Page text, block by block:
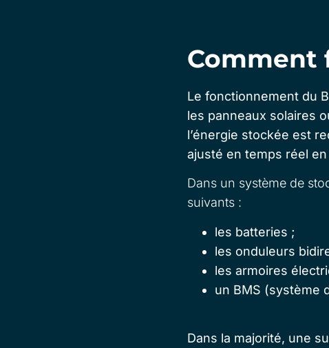
Comment
Le fonctionnement du
les panneaux solaires
l’énergie stockée est
ajusté en temps réel
Dans un système de
suivants :
les batteries ;
les onduleurs
les armoires
un BMS (système
Dans la majorité, une